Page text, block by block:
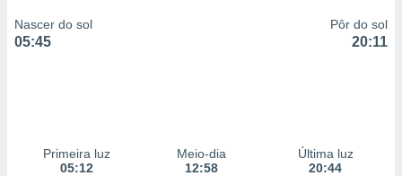
Nascer do sol
05:45
Pôr do sol
20:11
Primeira luz
05:12
Meio-dia
12:58
Última luz
20:44